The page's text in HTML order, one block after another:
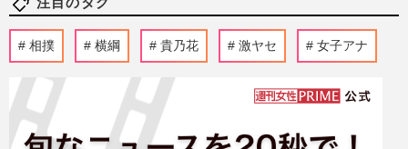
相撲 横綱 貴乃花 激ヤセ 女子アナ